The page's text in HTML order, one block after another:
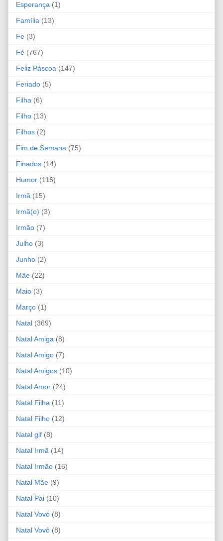
Esperança (1)
Família (13)
Fe (3)
Fé (767)
Feliz Páscoa (147)
Feriado (5)
Filha (6)
Filho (13)
Filhos (2)
Fim de Semana (75)
Finados (14)
Humor (116)
Irmã (15)
Irmã(o) (3)
Irmão (7)
Julho (3)
Junho (2)
Mãe (22)
Maio (3)
Março (1)
Natal (369)
Natal Amiga (8)
Natal Amigo (7)
Natal Amigos (10)
Natal Amor (24)
Natal Filha (11)
Natal Filho (12)
Natal gif (8)
Natal Irmã (14)
Natal Irmão (16)
Natal Mãe (9)
Natal Pai (10)
Natal Vovó (8)
Natal Vovô (8)